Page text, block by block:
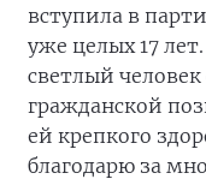
вступила в
уже целых 17
светлый
гражданской
ей крепкого
благодарю за